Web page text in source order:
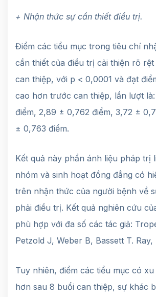
+ Nhận thức sự cần thiết điều trị.
Điểm các tiểu mục trong tiêu chí
cần thiết của điều trị cải thiện rõ
can thiệp, với p < 0,0001 và đạt
cao hơn trước can thiệp, lần lượt
điểm, 2,89 ± 0,762 điểm, 3,72 ±
± 0,763 điểm.
Kết quả này phẩn ánh liệu pháp trị
nhóm và sinh hoạt đồng đẳng có
trên nhận thức của người bệnh về
phải điều trị. Kết quả nghiên cứu
phù hợp với đa số các tác giả:
Petzold J, Weber B, Bassett T. Ray,
Tuy nhiên, điểm các tiểu mục có
hơn sau 8 buổi can thiệp, sự khác